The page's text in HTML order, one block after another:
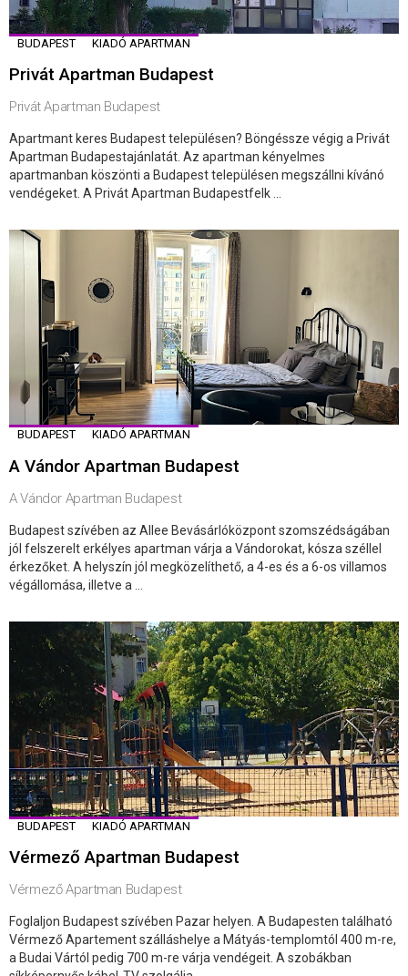
BUDAPEST KIADÓ APARTMAN
Privát Apartman Budapest
Privát Apartman Budapest
Apartmant keres Budapest településen? Böngéssze végig a Privát
Apartman Budapestajánlatát. Az apartman kényelmes
apartmanban köszönti a Budapest településen megszállni kívánó
vendégeket. A Privát Apartman Budapestfelk ...
BUDAPEST KIADÓ APARTMAN
A Vándor Apartman Budapest
A Vándor Apartman Budapest
Budapest szívében az Allee Bevásárlóközpont szomszédságában
jól felszerelt erkélyes apartman várja a Vándorokat, kósza széllel
érkezőket. A helyszín jól megközelíthető, a 4-es és a 6-os villamos
végállomása, illetve a ...
BUDAPEST KIADÓ APARTMAN
Vérmező Apartman Budapest
Vérmező Apartman Budapest
Foglaljon Budapest szívében Pazar helyen. A Budapesten található
Vérmező Apartement szálláshelye a Mátyás-templomtól 400 m-re,
a Budai Vártól pedig 700 m-re várja vendégeit. A szobákban